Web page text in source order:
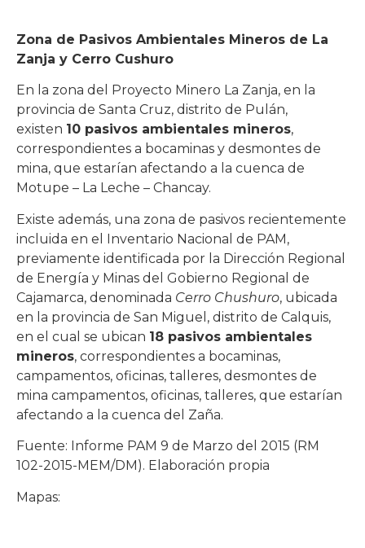
Zona de Pasivos Ambientales Mineros de La
Zanja y Cerro Cushuro
En la zona del Proyecto Minero La Zanja, en la
provincia de Santa Cruz, distrito de Pulán,
existen 10 pasivos ambientales mineros,
correspondientes a bocaminas y desmontes de
mina, que estarían afectando a la cuenca de
Motupe – La Leche – Chancay.
Existe además, una zona de pasivos recientemente
incluida en el Inventario Nacional de PAM,
previamente identificada por la Dirección Regional
de Energía y Minas del Gobierno Regional de
Cajamarca, denominada Cerro Chushuro, ubicada
en la provincia de San Miguel, distrito de Calquis,
en el cual se ubican 18 pasivos ambientales
mineros, correspondientes a bocaminas,
campamentos, oficinas, talleres, desmontes de
mina campamentos, oficinas, talleres, que estarían
afectando a la cuenca del Zaña.
Fuente: Informe PAM 9 de Marzo del 2015 (RM
102-2015-MEM/DM). Elaboración propia
Mapas: